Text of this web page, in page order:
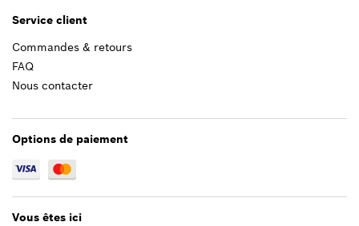
184.87 CHF*
Service client
Commandes & retours
FAQ
Nous contacter
Options de paiement
Vous êtes ici